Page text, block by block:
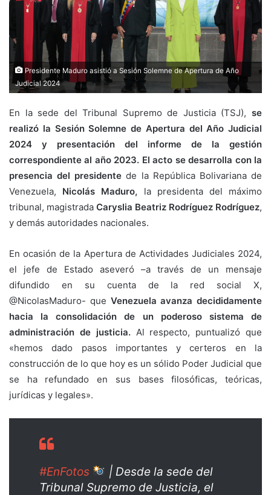
Presidente Maduro asistió a Sesión Solemne de Apertura de Año
Judicial 2024
En la sede del Tribunal Supremo de Justicia (TSJ), se
realizó la Sesión Solemne de Apertura del Año Judicial
2024 y presentación del informe de la gestión
correspondiente al año 2023. El acto se desarrolla con la
presencia del presidente de la República Bolivariana de
Venezuela, Nicolás Maduro, la presidenta del máximo
tribunal, magistrada Caryslia Beatriz Rodríguez Rodríguez,
y demás autoridades nacionales.
En ocasión de la Apertura de Actividades Judiciales 2024,
el jefe de Estado aseveró –a través de un mensaje
difundido en su cuenta de la red social X,
@NicolasMaduro- que Venezuela avanza decididamente
hacia la consolidación de un poderoso sistema de
administración de justicia.Al respecto, puntualizó que
«hemos dado pasos importantes y certeros en la
construcción de lo que hoy es un sólido Poder Judicial que
se ha refundado en sus bases filosóficas, teóricas,
jurídicas y legales».
#EnFotos
| Desde la sede del
Tribunal Supremo de Justicia, el